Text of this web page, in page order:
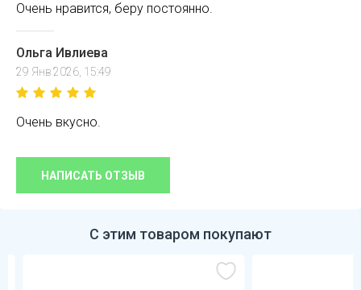
Очень нравится, беру постоянно.
Ольга Ивлиева
29 Янв 2026, 15:49
Очень вкусно.
НАПИСАТЬ ОТЗЫВ
С этим товаром покупают